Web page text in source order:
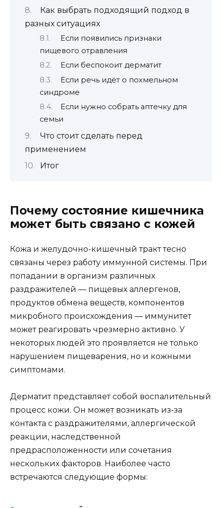
Как выбрать подходящий подход в
разных ситуациях
Если появились признаки
пищевого отравления
Если беспокоит дерматит
Если речь идёт о похмельном
синдроме
Если нужно собрать аптечку для
семьи
Что стоит сделать перед
применением
Итог
Почему состояние кишечника
может быть связано с кожей
Кожа и желудочно-кишечный тракт тесно
связаны через работу иммунной системы. При
попадании в организм различных
раздражителей — пищевых аллергенов,
продуктов обмена веществ, компонентов
микробного происхождения — иммунитет
может реагировать чрезмерно активно. У
некоторых людей это проявляется не только
нарушением пищеварения, но и кожными
симптомами.
Дерматит представляет собой воспалительный
процесс кожи. Он может возникать из-за
контакта с раздражителями, аллергической
реакции, наследственной
предрасположенности или сочетания
нескольких факторов. Наиболее часто
встречаются следующие формы: